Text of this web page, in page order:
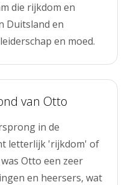
die rijkdom en
Duitsland en
en moed.
van Otto
in de
letterlijk 'rijkdom' of
Otto een zeer
en heersers, wat